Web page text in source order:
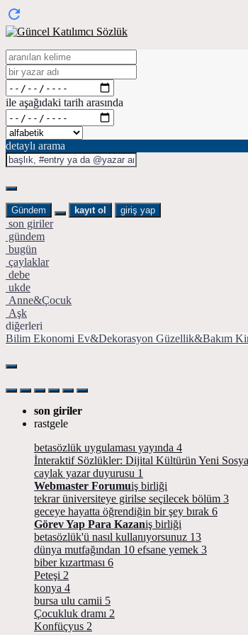
ile aşağıdaki tarih arasında
detaylı arama
Gündem kayıt ol giriş yap
son giriler
gündem
bugün
çaylaklar
debe
ukde
Anne&Çocuk
Aşk
diğerleri
Bilim Ekonomi Ev&Dekorasyon Güzellik&Bakım
son giriler
rastgele
betasözlük uygulaması yayında 4
İnteraktif Sözlükler: Dijital Kültürün Yeni
caylak yazar duyurusu 1
Webmaster Forumuiş birliği
tekrar üniversiteye girilse seçilecek bölüm 3
geceye hayatta öğrendiğin bir şey bırak 6
Görev Yap Para Kazaniş birliği
betasözlük'ü nasıl kullanıyorsunuz 13
dünya mutfağından 10 efsane yemek 3
biber kızartması 6
Peteşi 2
konya 4
bursa ulu camii 5
Çocukluk dramı 2
Konfüçyus 2